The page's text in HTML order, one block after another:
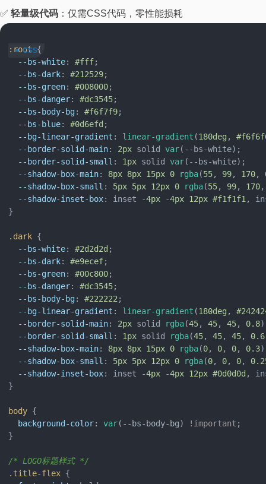
✅ 轻量级代码 ：仅需CSS代码，零性能损耗
:root {
--bs-white: #fff;
--bs-dark: #212529;
--bs-green: #008000;
--bs-danger: #dc3545;
--bs-body-bg: #f6f7f9;
--bs-blue: #0d6efd ;
--bg-linear-gradient : linear-gradient (180deg ,
--border-solid-main: 2px solid var(--bs-white);
--border-solid-small : 1px solid var(--bs-white);
--shadow-box-main: 8px 8px 15px 0 rgba(55, 99, 170,
--shadow-box-small : 5px 5px 12px 0 rgba(55, 99, 170
--shadow-inset-box: inset -4px -4px 12px #f1f1f1 ,
}
.dark {
--bs-white: #2d2d2d ;
--bs-dark: #e9ecef;
--bs-green: #00c800;
--bs-danger: #dc3545;
--bs-body-bg: #222222 ;
--bg-linear-gradient : linear-gradient (180deg ,
--border-solid-main: 2px solid rgba(45, 45, 45, 0.8
--border-solid-small : 1px solid rgba(45, 45, 45, 0.6
--shadow-box-main: 8px 8px 15px 0 rgba(0, 0, 0, 0.3
--shadow-box-small : 5px 5px 12px 0 rgba(0, 0, 0,
--shadow-inset-box: inset -4px -4px 12px #0d0d0d ,
}
body {
background-color: var(--bs-body-bg) !important ;
}
/* LOGO标题样式 */
.title-flex {